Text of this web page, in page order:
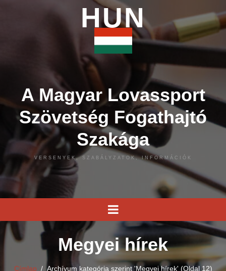
HUN
A Magyar Lovassport
Szövetség Fogathajtó
Szakága
VERSENYEK, SZABÁLYZATOK, INFORMÁCIÓK
Megyei hírek
Címlap / Archívum kategória szerint 'Megyei hírek' (Oldal 12)